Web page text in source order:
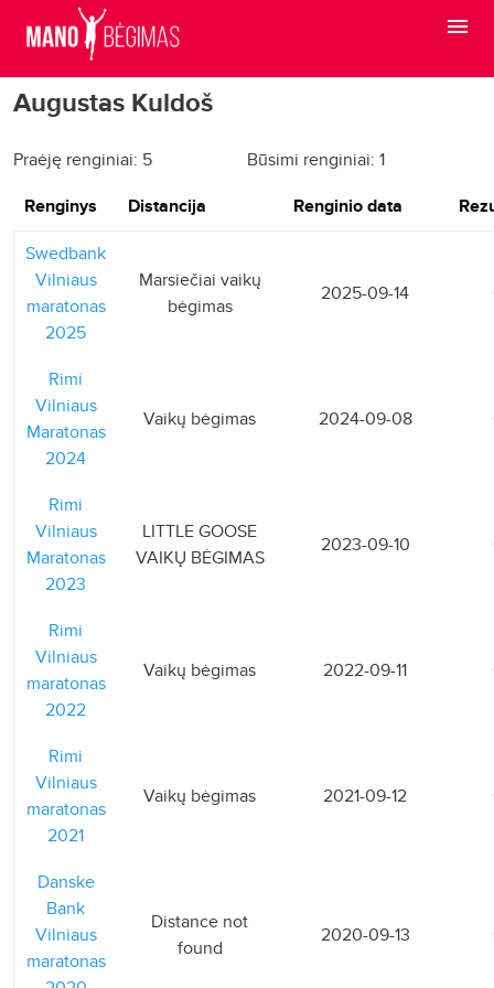
Augustas Kuldoš
Praėję renginiai: 5 Būsimi renginiai: 1
Renginys Distancija Renginio data
Swedbank
Vilniaus
maratonas
2025
Marsiečiai vaikų
bėgimas
2025-09-14
Rimi
Vilniaus
Maratonas
2024
Vaikų bėgimas 2024-09-08
Rimi
Vilniaus
Maratonas
2023
LITTLE GOOSE
VAIKŲ BĖGIMAS
2023-09-10
Rimi
Vilniaus
maratonas
2022
Vaikų bėgimas 2022-09-11
Rimi
Vilniaus
maratonas
2021
Vaikų bėgimas 2021-09-12
Danske
Bank
Vilniaus
maratonas
Distance not
found
2020-09-13